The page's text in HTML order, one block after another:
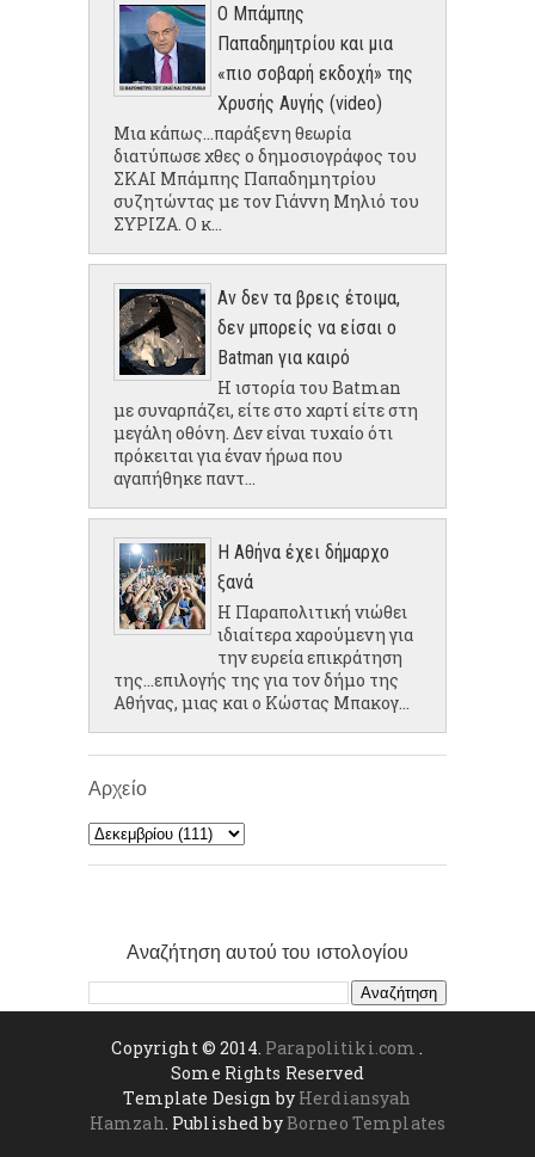
Ο Μπάμπης
Παπαδημητρίου και μια
«πιο σοβαρή εκδοχή» της
Χρυσής Αυγής (video)
Μια κάπως...παράξενη θεωρία
διατύπωσε χθες ο δημοσιογράφος του
ΣΚΑΙ Μπάμπης Παπαδημητρίου
συζητώντας με τον Γιάννη Μηλιό του
ΣΥΡΙΖΑ. Ο κ...
Αν δεν τα βρεις έτοιμα,
δεν μπορείς να είσαι ο
Batman για καιρό
Η ιστορία του Batman
με συναρπάζει, είτε στο χαρτί είτε στη
μεγάλη οθόνη. Δεν είναι τυχαίο ότι
πρόκειται για έναν ήρωα που
αγαπήθηκε παντ...
Η Αθήνα έχει δήμαρχο
ξανά
Η Παραπολιτική νιώθει
ιδιαίτερα χαρούμενη για
την ευρεία επικράτηση
της...επιλογής της για τον δήμο της
Αθήνας, μιας και ο Κώστας Μπακογ...
Αρχείο
Αναζήτηση αυτού του ιστολογίου
Copyright © 2014. Parapolitiki.com .
Some Rights Reserved
Template Design by Herdiansyah
Hamzah. Published byBorneo Templates